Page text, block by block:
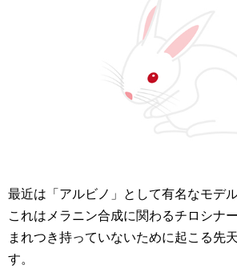
最近は「アルビノ」として有名なモデ
これはメラニン合成に関わるチロシナ
まれつき持っていないために起こる先
す。